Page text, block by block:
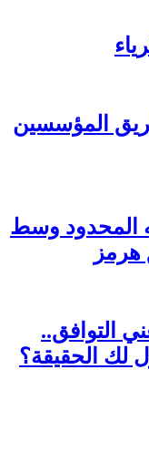
المؤسسين
المحدود وسط
التوافق..
لك الحقيقة؟